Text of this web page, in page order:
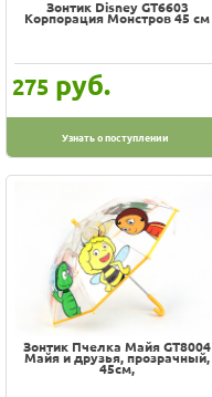
Зонтик Disney GT6603
Корпорация Монстров 45 см
275 руб.
Узнать о поступлении
Зонтик Пчелка Майя GT8004
Майя и друзья, прозрачный,
45см,